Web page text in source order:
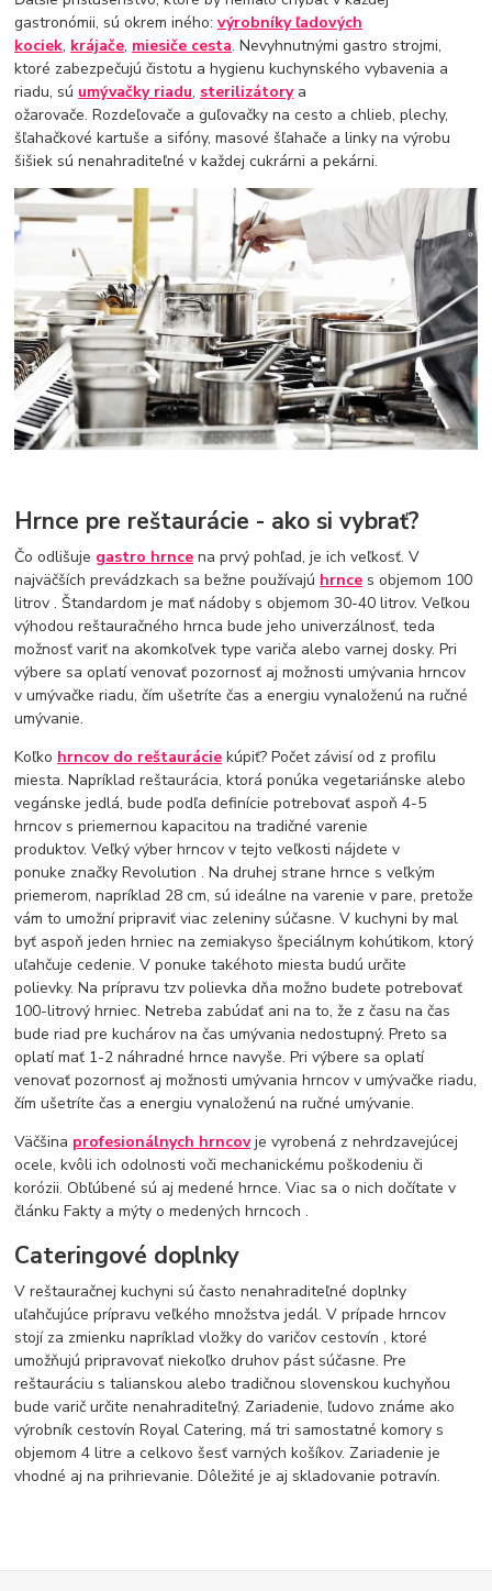
gastronómii, sú okrem iného:výrobníky ľadových
kociek, krájače, miesiče cesta. Nevyhnutnými gastro strojmi,
ktoré zabezpečujú čistotu a hygienu kuchynského vybavenia a
riadu, sú umývačky riadu, sterilizátorya
ožarovače. Rozdeľovače a guľovačky na cesto a chlieb, plechy,
šľahačkové kartuše a sifóny, masové šľahače a linky na výrobu
šišiek sú nenahraditeľné v každej cukrárni a pekárni.
Hrnce pre reštaurácie - ako si vybrať?
Čo odlišuje gastro hrnce na prvý pohľad, je ich veľkosť. V
najväčších prevádzkach sa bežne používajú hrnce s objemom 100
litrov . Štandardom je mať nádoby s objemom 30-40 litrov. Veľkou
výhodou reštauračného hrnca bude jeho univerzálnosť, teda
možnosť variť na akomkoľvek type variča alebo varnej dosky. Pri
výbere sa oplatí venovať pozornosť aj možnosti umývania hrncov
v umývačke riadu, čím ušetríte čas a energiu vynaloženú na ručné
umývanie.
Koľko hrncov do reštaurácie kúpiť? Počet závisí od z profilu
miesta. Napríklad reštaurácia, ktorá ponúka vegetariánske alebo
vegánske jedlá, bude podľa definície potrebovať aspoň 4-5
hrncov s priemernou kapacitou na tradičné varenie
produktov. Veľký výber hrncov v tejto veľkosti nájdete v
ponuke značky Revolution . Na druhej strane hrnce s veľkým
priemerom, napríklad 28 cm, sú ideálne na varenie v pare, pretože
vám to umožní pripraviť viac zeleniny súčasne. V kuchyni by mal
byť aspoň jeden hrniec na zemiakyso špeciálnym kohútikom, ktorý
uľahčuje cedenie. V ponuke takéhoto miesta budú určite
polievky. Na prípravu tzv polievka dňa možno budete potrebovať
100-litrový hrniec. Netreba zabúdať ani na to, že z času na čas
bude riad pre kuchárov na čas umývania nedostupný. Preto sa
oplatí mať 1-2 náhradné hrnce navyše. Pri výbere sa oplatí
venovať pozornosť aj možnosti umývania hrncov v umývačke riadu,
čím ušetríte čas a energiu vynaloženú na ručné umývanie.
Väčšina profesionálnych hrncovje vyrobená z nehrdzavejúcej
ocele, kvôli ich odolnosti voči mechanickému poškodeniu či
korózii. Obľúbené sú aj medené hrnce. Viac sa o nich dočítate v
článku Fakty a mýty o medených hrncoch .
Cateringové doplnky
V reštauračnej kuchyni sú často nenahraditeľné doplnky
uľahčujúce prípravu veľkého množstva jedál. V prípade hrncov
stojí za zmienku napríklad vložky do varičov cestovín , ktoré
umožňujú pripravovať niekoľko druhov pást súčasne. Pre
reštauráciu s talianskou alebo tradičnou slovenskou kuchyňou
bude varič určite nenahraditeľný. Zariadenie, ľudovo známe ako
výrobník cestovín Royal Catering, má tri samostatné komory s
objemom 4 litre a celkovo šesť varných košíkov. Zariadenie je
vhodné aj na prihrievanie. Dôležité je aj skladovanie potravín.